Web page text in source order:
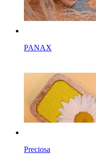
PANAX
Preciosa